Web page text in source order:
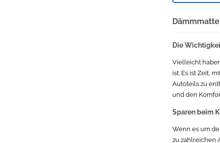
Die
Vielleicht
ist. Es ist Zeit,
Autoteils zu
und den
Sparen beim
Wenn es um
zu zahlreichen